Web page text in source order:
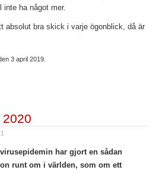
ha något mer.
absolut bra skick i varje ögonblick, då är
3 april 2019.
har gjort en sådan
runt om i världen, som om ett